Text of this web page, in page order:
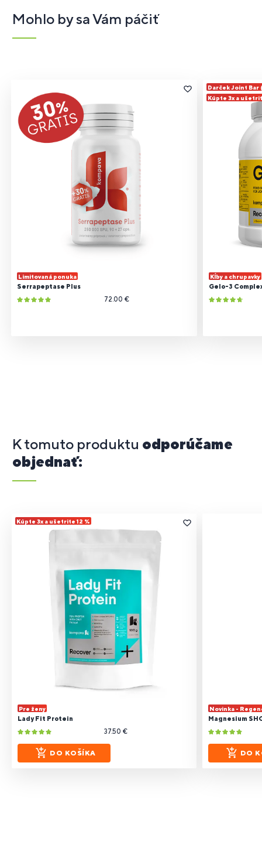
Mohlo by sa Vám páčiť
Limitovaná ponuka
Serrapeptase Plus
72.00 €
Darček Joint Bar
Kúpte 3x a
Kĺby a chrupavky
Gelo-3
K tomuto produktu odporúčame
objednať:
Kúpte 3x a ušetrite 12 %
Pre ženy
Lady Fit Protein
37.50 €
DO KOŠÍKA
Novinka -
Magnesium
DO